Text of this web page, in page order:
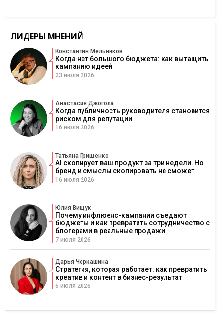
ЛИДЕРЫ МНЕНИЙ
Константин Мельников
Когда нет большого бюджета: как вытащить
кампанию идеей
23 июля 2026
Анастасия Джогола
Когда публичность руководителя становится
риском для репутации
16 июля 2026
Татьяна Грищенко
AI скопирует ваш продукт за три недели. Но
бренд и смыслы скопировать не сможет
16 июля 2026
Юлия Вищук
Почему инфлюенс-кампании съедают
бюджеты и как превратить сотрудничество с
блогерами в реальные продажи
7 июля 2026
Дарья Черкашина
Стратегия, которая работает: как превратить
креатив и контент в бизнес-результат
6 июля 2026